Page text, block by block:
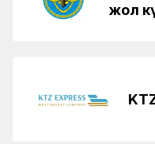
жол